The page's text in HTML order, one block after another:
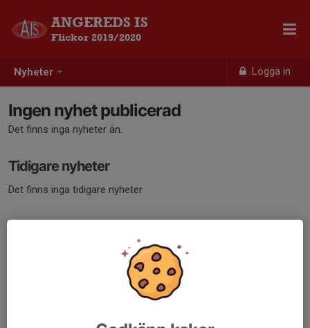
Nyheter Logga in
ANGEREDS IS
Flickor 2019/2020
Ingen nyhet publicerad
Det finns inga nyheter än.
Tidigare nyheter
Det finns inga tidigare nyheter